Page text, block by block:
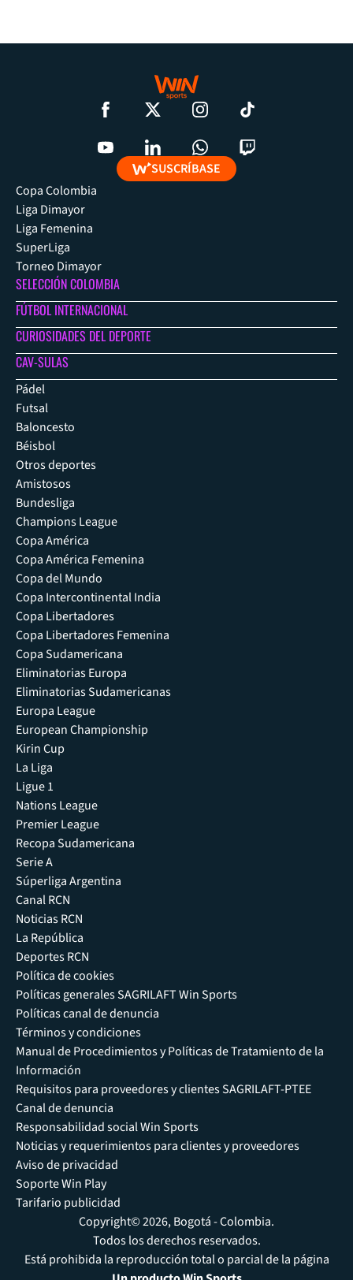
SUSCRÍBASE
Copa Colombia
Liga Dimayor
Liga Femenina
SuperLiga
Torneo Dimayor
SELECCIÓN COLOMBIA
FÚTBOL INTERNACIONAL
CURIOSIDADES DEL DEPORTE
CAV-SULAS
Pádel
Futsal
Baloncesto
Béisbol
Otros deportes
Amistosos
Bundesliga
Champions League
Copa América
Copa América Femenina
Copa del Mundo
Copa Intercontinental India
Copa Libertadores
Copa Libertadores Femenina
Copa Sudamericana
Eliminatorias Europa
Eliminatorias Sudamericanas
Europa League
European Championship
Kirin Cup
La Liga
Ligue 1
Nations League
Premier League
Recopa Sudamericana
Serie A
Súperliga Argentina
Canal RCN
Noticias RCN
La República
Deportes RCN
Política de cookies
Políticas generales SAGRILAFT Win Sports
Políticas canal de denuncia
Términos y condiciones
Manual de Procedimientos y Políticas de Tratamiento de la
Información
Requisitos para proveedores y clientes SAGRILAFT-PTEE
Canal de denuncia
Responsabilidad social Win Sports
Noticias y requerimientos para clientes y proveedores
Aviso de privacidad
Soporte Win Play
Tarifario publicidad
Copyright© 2026, Bogotá - Colombia.
Todos los derechos reservados.
Está prohibida la reproducción total o parcial de la página